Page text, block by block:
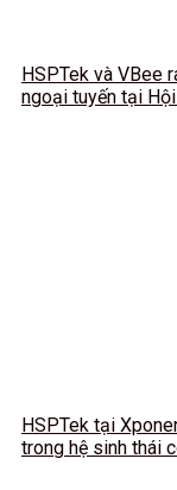
HSPTek và VBee
ngoại tuyến tại
HSPTek tại
trong hệ sinh thái